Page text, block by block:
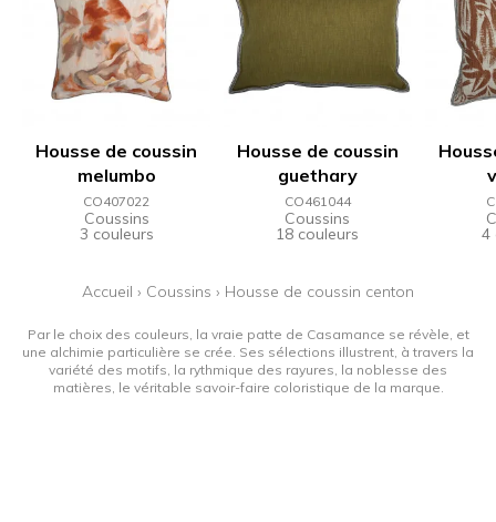
Housse de coussin
melumbo
CO407022
Coussins
3 couleurs
Housse de coussin
guethary
CO461044
Coussins
18 couleurs 4
Accueil › Coussins › Housse de coussin centon
Par le choix des couleurs, la vraie patte de Casamance se révèle, et
une alchimie particulière se crée. Ses sélections illustrent, à travers la
variété des motifs, la rythmique des rayures, la noblesse des
matières, le véritable savoir-faire coloristique de la marque.